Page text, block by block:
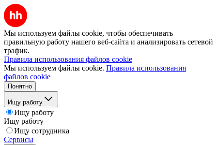
Мы используем файлы cookie, чтобы обеспечивать
правильную работу нашего веб-сайта и анализировать сетевой
трафик.
Правила использования файлов cookie
Мы используем файлы cookie. Правила использования
файлов cookie
Понятно
Ищу работу
Ищу работу
Ищу работу
Ищу сотрудника
Сервисы